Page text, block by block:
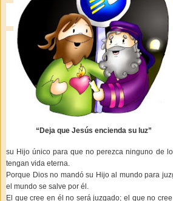
“Deja que Jesús encienda su luz”
su Hijo único para que no perezca ninguno de
tengan vida eterna.
Porque Dios no mandó su Hijo al mundo para
el mundo se salve por él.
El que cree en él no será juzgado; el que no